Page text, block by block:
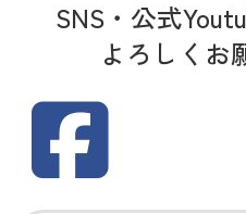
SNS・公式
よろしくお